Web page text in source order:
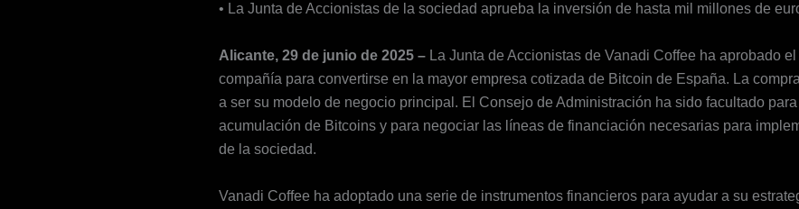
• La Junta de Accionistas de la sociedad aprueba la inversión de hasta mil millones de
Alicante, 29 de junio de 2025 – La Junta de Accionistas de Vanadi Coffee ha aprobado
compañía para convertirse en la mayor empresa cotizada de Bitcoin de España. La
a ser su modelo de negocio principal. El Consejo de Administración ha sido facultado
acumulación de Bitcoins y para negociar las líneas de financiación necesarias para
de la sociedad.
Vanadi Coffee ha adoptado una serie de instrumentos financieros para ayudar a su